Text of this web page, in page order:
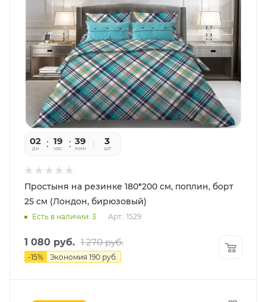
02
дн
19
час
39
мин
56
сек
3
шт
Простыня на резинке 180*200 см, поплин, борт
25 см (Лондон, бирюзовый)
Есть в наличии: 3 Арт.: 1529
1 080 руб. 1 270руб.
-15% Экономия 190 руб.